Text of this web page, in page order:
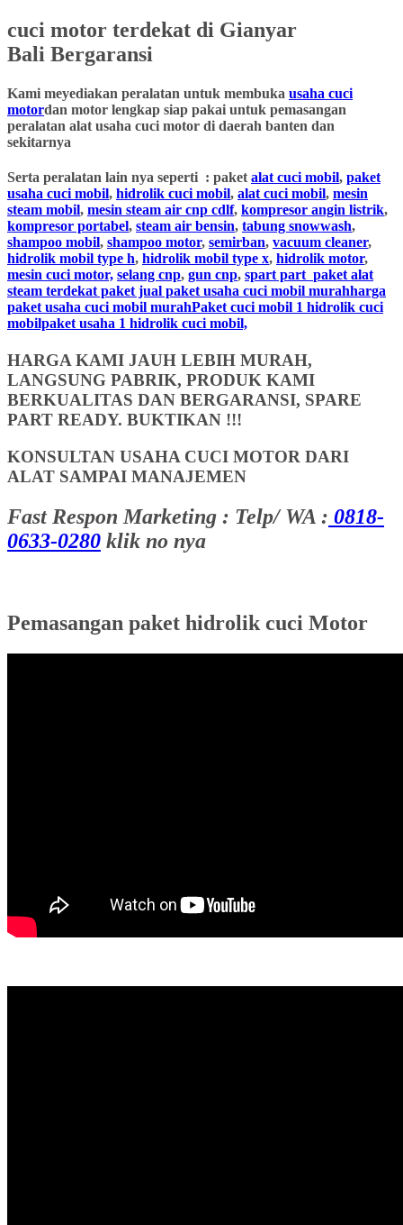
cuci motor terdekat di Gianyar
Bali Bergaransi
Kami meyediakan peralatan untuk membuka usaha cuci
motordan motor lengkap siap pakai untuk pemasangan
peralatan alat usaha cuci motor di daerah banten dan
sekitarnya
Serta peralatan lain nya seperti : paket alat cuci mobil, paket
usaha cuci mobil, hidrolik cuci mobil, alat cuci mobil, mesin
steam mobil, mesin steam air cnp cdlf, kompresor angin listrik,
kompresor portabel, steam air bensin, tabung snowwash,
shampoo mobil, shampoo motor, semirban, vacuum cleaner,
hidrolik mobil type h, hidrolik mobil type x, hidrolik motor,
mesin cuci motor, selang cnp, gun cnp, spart part paket alat
steam terdekat paket jual paket usaha cuci mobil murahharga
paket usaha cuci mobil murahPaket cuci mobil 1 hidrolik cuci
mobilpaket usaha 1 hidrolik cuci mobil,
HARGA KAMI JAUH LEBIH MURAH,
LANGSUNG PABRIK, PRODUK KAMI
BERKUALITAS DAN BERGARANSI, SPARE
PART READY. BUKTIKAN !!!
KONSULTAN USAHA CUCI MOTOR DARI
ALAT SAMPAI MANAJEMEN
Fast Respon Marketing : Telp/ WA : 0818-
0633-0280 klik no nya
Pemasangan paket hidrolik cuci Motor